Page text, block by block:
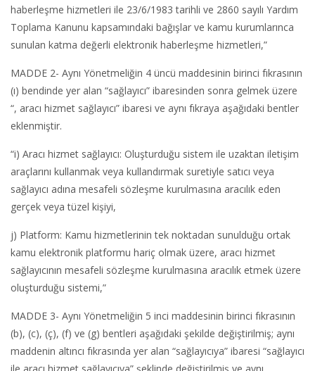
haberleşme hizmetleri ile 23/6/1983 tarihli ve 2860 sayılı Yardım
Toplama Kanunu kapsamındaki bağışlar ve kamu kurumlarınca
sunulan katma değerli elektronik haberleşme hizmetleri,”
MADDE 2- Aynı Yönetmeliğin 4 üncü maddesinin birinci fıkrasının
(ı) bendinde yer alan “sağlayıcı” ibaresinden sonra gelmek üzere
“, aracı hizmet sağlayıcı” ibaresi ve aynı fıkraya aşağıdaki bentler
eklenmiştir.
“i) Aracı hizmet sağlayıcı: Oluşturduğu sistem ile uzaktan iletişim
araçlarını kullanmak veya kullandırmak suretiyle satıcı veya
sağlayıcı adına mesafeli sözleşme kurulmasına aracılık eden
gerçek veya tüzel kişiyi,
j) Platform: Kamu hizmetlerinin tek noktadan sunulduğu ortak
kamu elektronik platformu hariç olmak üzere, aracı hizmet
sağlayıcının mesafeli sözleşme kurulmasına aracılık etmek üzere
oluşturduğu sistemi,”
MADDE 3- Aynı Yönetmeliğin 5 inci maddesinin birinci fıkrasının
(b), (c), (ç), (f) ve (g) bentleri aşağıdaki şekilde değiştirilmiş; aynı
maddenin altıncı fıkrasında yer alan “sağlayıcıya” ibaresi “sağlayıcı